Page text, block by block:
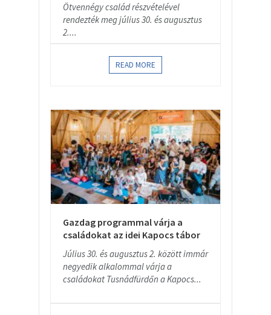
Ötvennégy család részvételével
rendezték meg július 30. és augusztus
2....
READ MORE
Gazdag programmal várja a
családokat az idei Kapocs tábor
Július 30. és augusztus 2. között immár
negyedik alkalommal várja a
családokat Tusnádfürdőn a Kapocs...